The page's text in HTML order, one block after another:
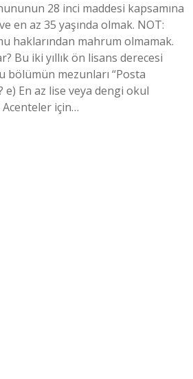
28 inci maddesi kapsamına
en az 35 yaşında olmak. NOT:
haklarından mahrum olmamak.
Bu iki yıllık ön lisans derecesi
bölümün mezunları “Posta
e) En az lise veya dengi okul
için…